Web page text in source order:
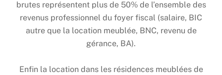
brutes représentent plus de 50% de l’ensemble des
revenus professionnel du foyer fiscal (salaire, BIC
autre que la location meublée, BNC, revenu de
gérance, BA).
Enfin la location dans les résidences meublées de